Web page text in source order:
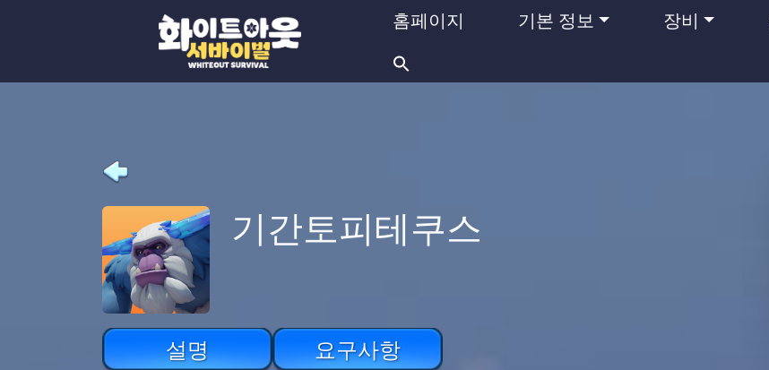
홈페이지 기본 정보 장비
색:
기간토피테쿠스
설명 요구사항